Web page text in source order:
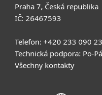
Praha 7, Česká republika
IČ: 26467593
Telefon: +420 233 090
Technická podpora: Po-
Všechny kontakty